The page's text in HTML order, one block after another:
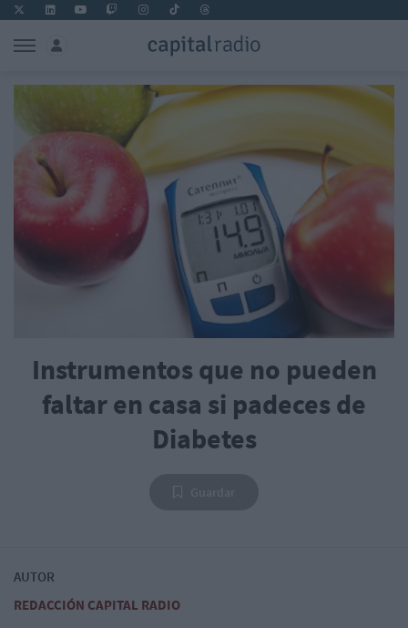
Instrumentos que no pueden
faltar en casa si padeces de
Diabetes
AUTOR
REDACCIÓN CAPITAL RADIO